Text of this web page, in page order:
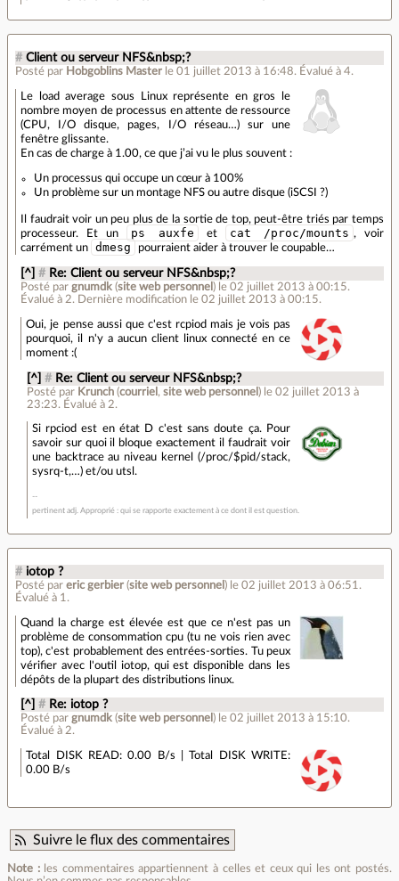
# Client ou serveur NFS&nbsp;?
Posté par Hobgoblins Master le 01 juillet 2013 à 16:48. Évalué à 4.
Le load average sous Linux représente en gros le
nombre moyen de processus en attente de ressource
(CPU, I/O disque, pages, I/O réseau…) sur une
fenêtre glissante.
En cas de charge à 1.00, ce que j’ai vu le plus souvent :
Un processus qui occupe un cœur à 100%
Un problème sur un montage NFS ou autre disque (iSCSI ?)
Il faudrait voir un peu plus de la sortie de top, peut-être triés par temps
processeur. Et un
ps auxfe et cat /proc/mounts , voir
carrément un
dmesg pourraient aider à trouver le coupable…
[^] # Re: Client ou serveur NFS&nbsp;?
Posté pargnumdk (site web personnel ) le 02 juillet 2013 à 00:15.
Évalué à 2. Dernière modification le 02 juillet 2013 à 00:15.
Oui, je pense aussi que c'est rcpiod mais je vois pas
pourquoi, il n'y a aucun client linux connecté en ce
moment :(
[^] # Re: Client ou serveur NFS&nbsp;?
Posté par Krunch(courriel , site web personnel ) le 02 juillet 2013 à
23:23. Évalué à 2.
Si rpciod est en état D c'est sans doute ça. Pour
savoir sur quoi il bloque exactement il faudrait voir
une backtrace au niveau kernel (/proc/$pid/stack,
sysrq-t,…) et/ou utsl.
pertinent adj. Approprié : qui se rapporte exactement à ce dont il est question.
# iotop ?
Posté par eric gerbier (site web personnel ) le 02 juillet 2013 à 06:51 .
Évalué à 1 .
Quand la charge est élevée est que ce n'est pas un
problème de consommation cpu (tu ne vois rien avec
top), c'est probablement des entrées-sorties. Tu peux
vérifier avec l'outil iotop, qui est disponible dans les
dépôts de la plupart des distributions linux.
[^] # Re: iotop ?
Posté pargnumdk (site web personnel ) le 02 juillet 2013 à 15:10.
Évalué à2.
Total DISK READ: 0.00 B/s | Total DISK WRITE:
0.00 B/s
Suivre le flux des commentaires
Note :les commentaires appartiennent à celles et ceux qui les ont postés.